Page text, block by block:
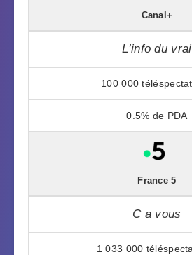
Canal+
L’info du vrai
100 000
0.5%
France 5
C a vous
1 033 000